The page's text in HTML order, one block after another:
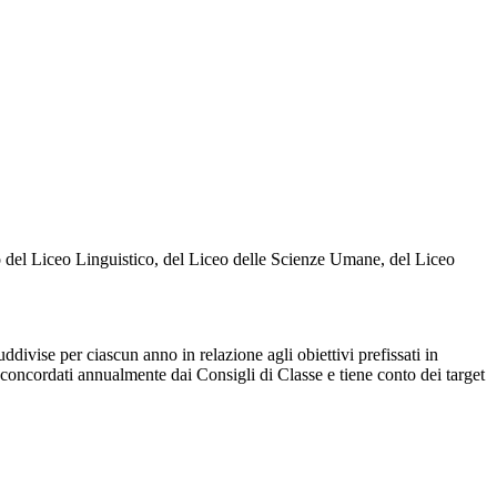
Liceo Linguistico, del Liceo delle Scienze Umane, del Liceo
per ciascun anno in relazione agli obiettivi prefissati in
annualmente dai Consigli di Classe e tiene conto dei target